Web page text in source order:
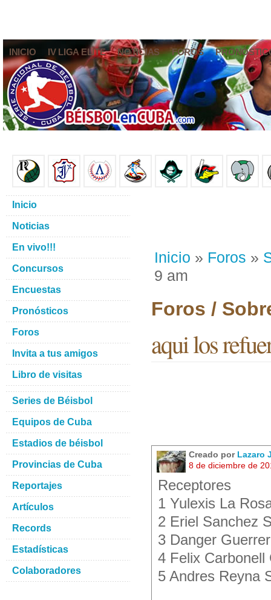
INICIO IV LIGA ELITE NOTICIAS FOROS
Inicio » Foros »
9 am
Foros /
aqui los
Creado por Lazaro
8 de diciembre de
Receptores
1 Yulexis La
2 Eriel Sanchez
3 Danger
4 Felix Carbonell
5 Andres Reyna
Inicio
Noticias
En vivo!!!
Concursos
Encuestas
Pronósticos
Foros
Invita a tus amigos
Libro de visitas
Series de Béisbol
Equipos de Cuba
Estadios de béisbol
Provincias de Cuba
Reportajes
Artículos
Records
Estadísticas
Colaboradores